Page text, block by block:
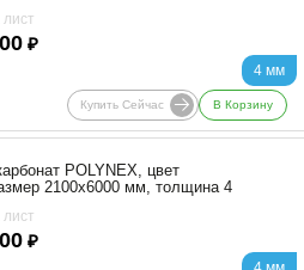
4 мм
₽
Купить Сейчас В Корзину
POLYNEX, цвет
2100x6000 мм, толщина 4
₽